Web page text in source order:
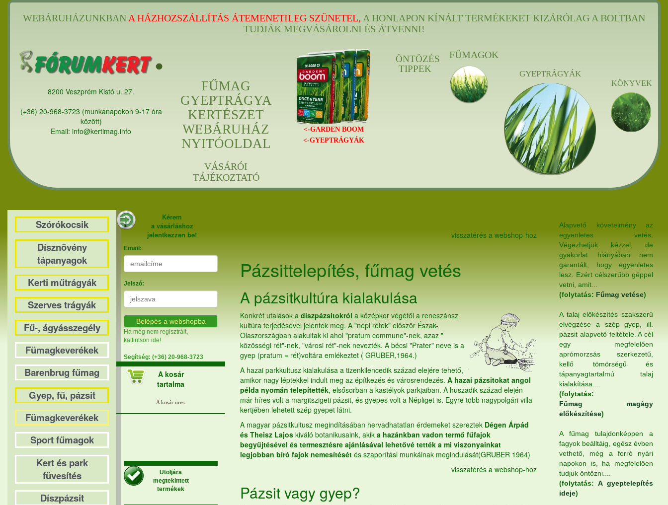
WEBÁRUHÁZUNKBAN A HÁZHOZSZÁLLÍTÁS ÁTEMENETILEG SZÜNETEL, A HONLAPON KÍNÁLT TERMÉKEKET KIZÁRÓLAG A BOLTBAN
TUDJÁK MEGVÁSÁROLNI ÉS ÁTVENNI!
8200 Veszprém Kistó u. 27.
(+36) 20-968-3723 (munkanapokon 9-17 óra
között)
Email: info@kertimag.info
FŰMAG
GYEPTRÁGYA
KERTÉSZET
WEBÁRUHÁZ
NYITÓOLDAL
VÁSÁRÓI
TÁJÉKOZTATÓ
<-GARDEN BOOM
<-GYEPTRÁGYÁK
ÖNTÖZÉS
TIPPEK
FŰMAGOK
GYEPTRÁGYÁK
KÖNYVEK
Szórókocsik
Dísznövény
tápanyagok
Kerti műtrágyák
Szerves trágyák
Fű-, ágyásszegély
Fümagkeverékek
Barenbrug fűmag
Gyep, fű, pázsit
Fümagkeverékek
Sport fűmagok
Kert és park
füvesítés
Díszpázsit
Kérem
a vásárláshoz
jelentkezzen be!
Email:
Jelszó:
Belépés a webshopba
Ha még nem regisztrált,
kattintson ide!
Segítség: (+36) 20-968-3723
A kosár
tartalma
Utoljára
megtekintett
termékek
visszatérés a webshop-hoz
Pázsittelepítés,fűmagvetés
A pázsitkultúra kialakulása
Konkrét utalások a díszpázsitokról a középkor végétől a reneszánsz
kultúra terjedésével jelentek meg. A "népi rétek" először Észak-
Olaszországban alakultak ki ahol "pratum commune"-nek, azaz "
közösségi rét"-nek, "városi rét"-nek nevezték. A bécsi "Prater" neve is a
gyep (pratum = rét)voltára emlékeztet ( GRUBER,1964.)
A hazai parkkultusz kialakulása a tizenkilencedik század elejére tehető,
amikor nagy léptekkel indult meg az építkezés és városrendezés. A hazai pázsitokat angol
példa nyomán telepítették, elsősorban a kastélyok parkjaiban. A huszadik század elején
már híres volt a margitszigeti pázsit, és gyepes volt a Népliget is. Egyre több nagypolgári villa
kertjében lehetett szép gyepet látni.
A magyar pázsitkultusz megindításában hervadhatatlan érdemeket szereztek Dégen Árpád
és Theisz Lajos kiváló botanikusaink, akik a hazánkban vadon termő fűfajok
begyűjtésével és termesztésre ajánlásával lehetővé tették a mi viszonyainkat
legjobban bíró fajok nemesítését és szaporítási munkáinak megindulását(GRUBER 1964)
visszatérés a webshop-hoz
Pázsit vagy gyep?
Alapvető követelmény az
egyenletes vetés.
Végezhetjük kézzel, de
gyakorlat hiányában nem
garantált, hogy egyenletes
lesz. Ezért célszerűbb géppel
vetni, amit...
(folytatás: Fűmag vetése)
A talaj előkészítés szakszerű
elvégzése a szép gyep, ill.
pázsit alapvető feltétele. A cél
egy megfelelően
aprómorzsás szerkezetű,
kellő tömörségű és
tápanyagtartalmú talaj
kialakítása....
(folytatás:
Fűmag magágy
előkészítése)
A fűmag tulajdonképpen a
fagyok beálltáig, egész évben
vethető, még a forró nyári
napokon is, ha megfelelően
tudjuk öntözni....
(folytatás: A gyeptelepítés
ideje)